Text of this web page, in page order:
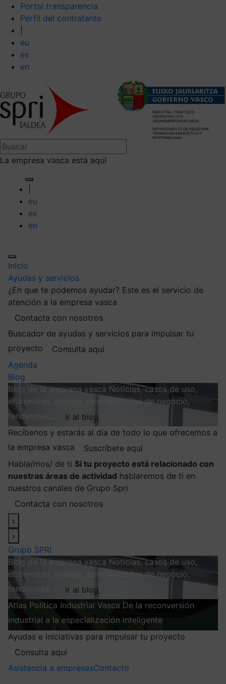
Portal transparencia
Perfil del contratante
eu
es
en
La empresa vasca está aquí
eu
es
en
Inicio
Ayudas y servicios
¿En que te podemos ayudar? Este es el servicio de
atención a la empresa vasca
Contacta con nosotros
Buscador de ayudas y servicios para impulsar tu
proyecto
Consulta aquí
Agenda
Blog
Blog de la empresa vasca Noticias, casos de uso,
entrevistas, ayudas, oportunidades de negocio,
tendencias…
Ir al blog
Recíbenos y estarás al día de todo lo que ofrecemos a
la empresa vasca
Suscríbete aquí
Habla(mos) de ti Si tu proyecto está relacionado con
nuestras áreas de actividad hablaremos de ti en
nuestros canales de Grupo Spri
Contacta con nosotros
‹
›
Grupo SPRI
Blog de la empresa vasca Noticias, casos de uso,
entrevistas, ayudas, oportunidades de negocio,
tendencias…
Ir al blog
Atlas Política Industrial Vasca De la reconversión
industrial a la especialización inteligente
Ayudas e iniciativas para impulsar tu proyecto
Consulta aquí
Asistencia a empresasContacto